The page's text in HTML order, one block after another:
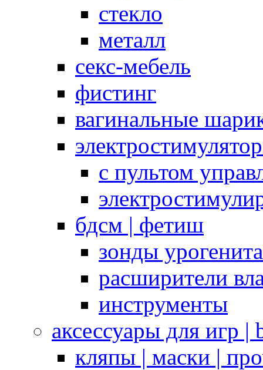
стекло
металл
секс-мебель
фистинг
вагинальные
с пультом
бдсм | фетиш
зонды
расширители
инструменты
аксессуары для игр |
кляпы | маски |